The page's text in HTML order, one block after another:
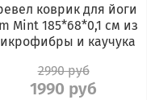
коврик для йоги
Mint 185*68*0,1 см из
и каучука
2990 руб
1990 руб